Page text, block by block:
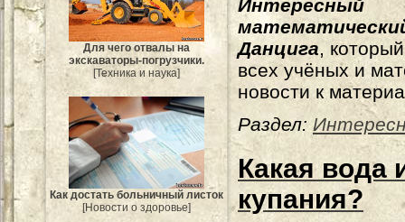
Для чего отвалы на
экскаваторы-погрузчики.
[Техника и наука]
Как достать больничный листок
[Новости о здоровье]
Интересный
Данцига,
всех учёных и
новости к
Раздел:
Какая вода
купания?